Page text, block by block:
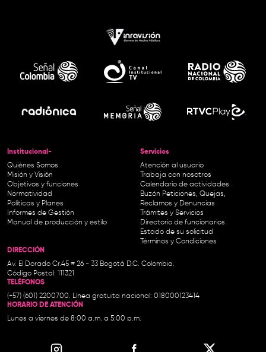
Institucional-
Quiénes Somos
Misión y Visión
Objetivos y funciones
Normatividad
Políticas y Planes
Informes de Gestión
Manual de producción y estilo
Servicios
Atención al usuario
Trabaja con nosotros
Calendario de actividades
Buzón Peticiones, Quejas,
Reclamos y Denuncias
Trámites y Servicios
Directorio de funcionarios
Estado de su solicitud
Términos y Condiciones
DIRECCIÓN
Av. El Dorado Cr.45 # 26 - 33 Bogotá D.C. Colombia.
Código Postal: 111321
TELÉFONOS
(+57) (601) 2200700. Línea gratuita nacional: 018000123414
HORARIO DE ATENCIÓN
Lunes a viernes de 8:00 a.m. a 5:00 p.m.